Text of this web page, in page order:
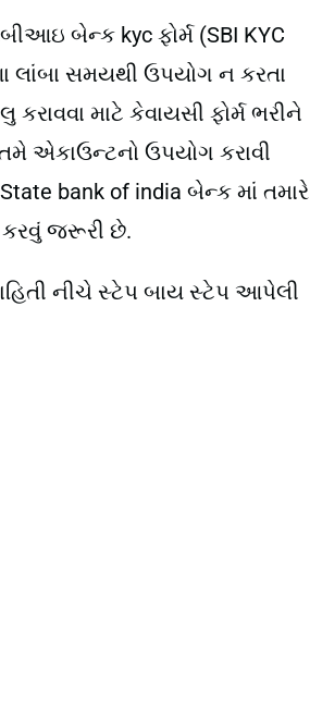
બેન્ક kyc ફોર્મ (SBI KYC
લાંબા સમયથી ઉપયોગ ન કરતા
માટે કેવાયસી ફોર્મ ભરીને
એકાઉન્ટનો ઉપયોગ કરાવી
bank of india બેન્ક માં તમારે
કરવું જરૂરી છે.
નીચે સ્ટેપ બાય સ્ટેપ આપેલી